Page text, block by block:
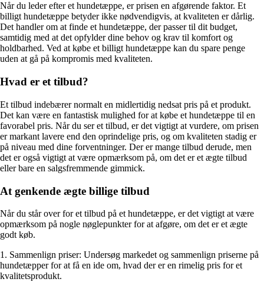
Når du leder efter et hundetæppe, er prisen en afgørende faktor. Et
billigt hundetæppe betyder ikke nødvendigvis, at kvaliteten er dårlig.
Det handler om at finde et hundetæppe, der passer til dit budget,
samtidig med at det opfylder dine behov og krav til komfort og
holdbarhed. Ved at købe et billigt hundetæppe kan du spare penge
uden at gå på kompromis med kvaliteten.
Hvad er et tilbud?
Et tilbud indebærer normalt en midlertidig nedsat pris på et produkt.
Det kan være en fantastisk mulighed for at købe et hundetæppe til en
favorabel pris. Når du ser et tilbud, er det vigtigt at vurdere, om prisen
er markant lavere end den oprindelige pris, og om kvaliteten stadig er
på niveau med dine forventninger. Der er mange tilbud derude, men
det er også vigtigt at være opmærksom på, om det er et ægte tilbud
eller bare en salgsfremmende gimmick.
At genkende ægte billige tilbud
Når du står over for et tilbud på et hundetæppe, er det vigtigt at være
opmærksom på nogle nøglepunkter for at afgøre, om det er et ægte
godt køb.
1. Sammenlign priser: Undersøg markedet og sammenlign priserne på
hundetæpper for at få en ide om, hvad der er en rimelig pris for et
kvalitetsprodukt.